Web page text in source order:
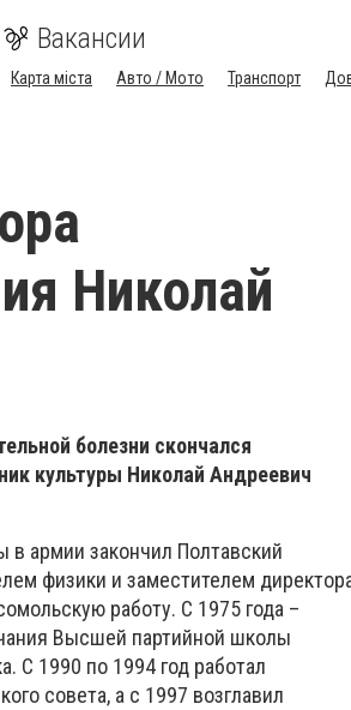
Вакансии
Карта міста Авто / Мото Транспорт
Николай
болезни скончался
культуры Николай Андреевич
армии закончил Полтавский
физики и заместителем
работу. С 1975 года –
Высшей партийной школы
С 1990 по 1994 год работал
совета, а с 1997 возглавил